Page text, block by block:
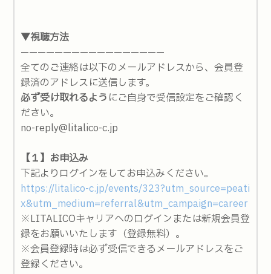
▼視聴方法
—————————————————
全てのご連絡は以下のメールアドレスから、会員登
録済のアドレスに送信します。
必ず受け取れるよう にご自身で受信設定をご確認く
ださい。
no-reply@litalico-c.jp
【１】お申込み
下記よりログインをしてお申込みください。
https://litalico-c.jp/events/323?utm_source=peati
x&utm_medium=referral&utm_campaign=career
※LITALICOキャリアへのログインまたは新規会員登
録をお願いいたします（登録無料）。
※会員登録時は必ず受信できるメールアドレスをご
登録ください。